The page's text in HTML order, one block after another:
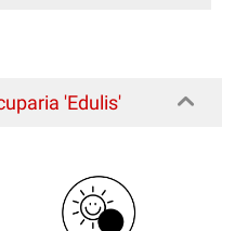
'Edulis'